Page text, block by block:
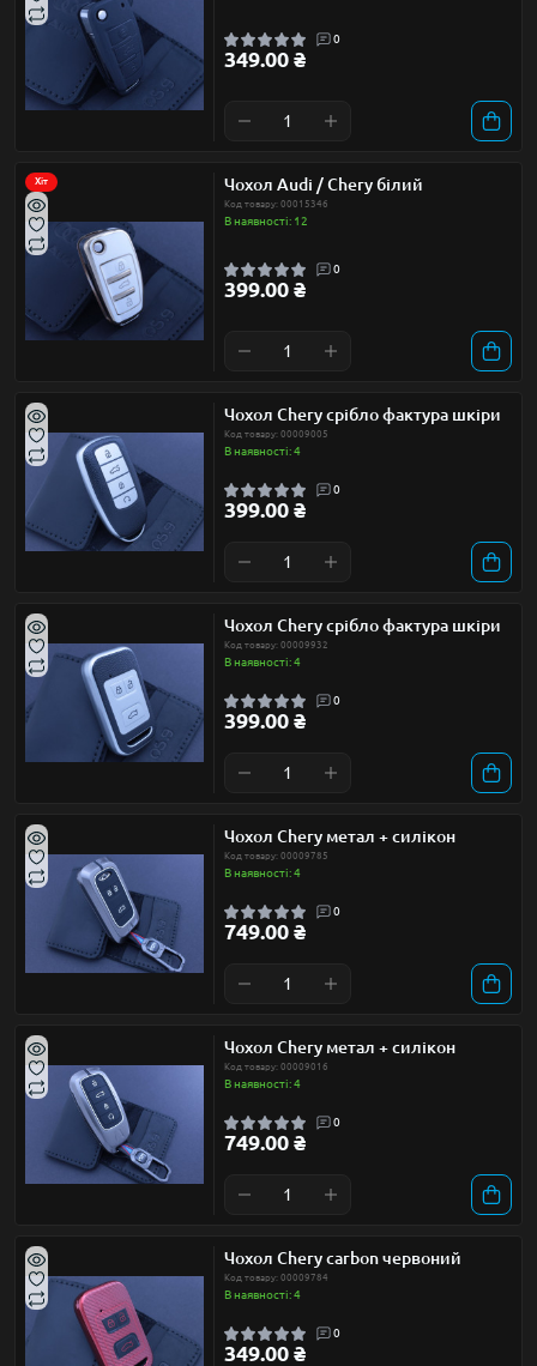
0
349.00 ₴
Хіт Чохол Audi / Chery білий
Код товару: 00015346
В наявності: 12
0
399.00 ₴
Чохол Chery срібло фактура шкіри
Код товару: 00009005
В наявності: 4
0
399.00 ₴
Чохол Chery срібло фактура шкіри
Код товару: 00009932
В наявності: 4
0
399.00 ₴
Чохол Chery метал + силікон
Код товару: 00009785
В наявності: 4
0
749.00 ₴
Чохол Chery метал + силікон
Код товару: 00009016
В наявності: 4
0
749.00 ₴
Чохол Chery carbon червоний
Код товару: 00009784
В наявності: 4
0
349.00 ₴